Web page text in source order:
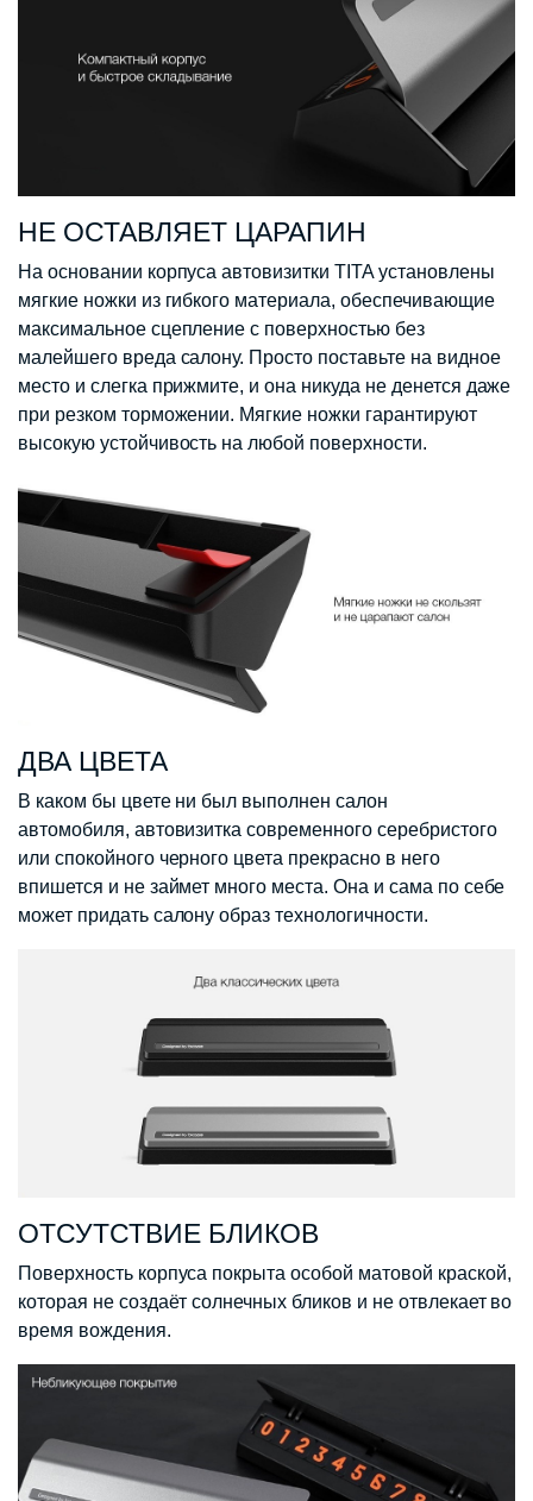
НЕ ОСТАВЛЯЕТ ЦАРАПИН
На основании корпуса автовизитки TITA установлены
мягкие ножки из гибкого материала, обеспечивающие
максимальное сцепление с поверхностью без
малейшего вреда салону. Просто поставьте на видное
место и слегка прижмите, и она никуда не денется даже
при резком торможении. Мягкие ножки гарантируют
высокую устойчивость на любой поверхности.
ДВА ЦВЕТА
В каком бы цвете ни был выполнен салон
автомобиля, автовизитка современного серебристого
или спокойного черного цвета прекрасно в него
впишется и не займет много места. Она и сама по себе
может придать салону образ технологичности.
ОТСУТСТВИЕ БЛИКОВ
Поверхность корпуса покрыта особой матовой краской,
которая не создаёт солнечных бликов и не отвлекает во
время вождения.